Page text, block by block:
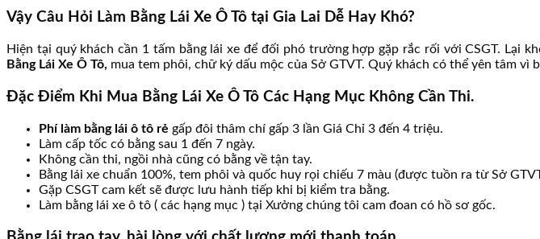
Vậy Câu Hỏi Làm Bằng Lái Xe Ô Tô tại Gia Lai Dễ Hay Khó?
Hiện tại quý khách cần 1 tấm bằng lái xe để đối phó trường hợp gặp rắc rối với CSGT. Lại
Bằng Lái Xe Ô Tô, mua tem phôi, chữ ký dấu mộc của Sở GTVT. Quý khách có thể yên tâm vì
Đặc Điểm Khi Mua Bằng Lái Xe Ô Tô Các Hạng Mục Không Cần Thi.
Phí làm bằng lái ô tô rẻ gấp đôi thâm chí gấp 3 lần Giá Chỉ 3 đến 4 triệu.
Làm cấp tốc có bằng sau 1 đến 7 ngày.
Không cần thi, ngồi nhà cũng có bằng về tận tay.
Bằng lái xe chuẩn 100%, tem phôi và quốc huy rọi chiếu 7 màu (được tuồn ra từ Sở
Gặp CSGT cam kết sẽ được lưu hành tiếp khi bị kiểm tra bằng.
Làm bằng lái xe ô tô ( các hạng mục ) tại Xưởng chúng tôi cam đoan có hồ sơ gốc.